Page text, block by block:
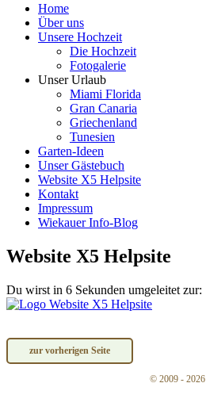
Home
Über uns
Unsere Hochzeit
Die Hochzeit
Fotogalerie
Unser Urlaub
Miami Florida
Gran Canaria
Griechenland
Tunesien
Garten-Ideen
Unser Gästebuch
Website X5 Helpsite
Kontakt
Impressum
Wiekauer Info-Blog
Website X5 Helpsite
Du wirst in 6 Sekunden umgeleitet zur:
zur vorherigen Seite
© 2009 - 2026